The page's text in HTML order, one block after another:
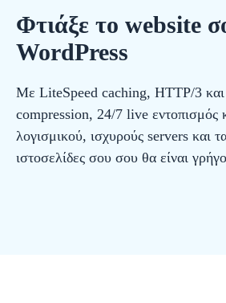
Φτιάξε το website
WordPress
Με LiteSpeed caching, HTTP/3
compression, 24/7 live εντοπισμός
λογισμικού, ισχυρούς servers και
ιστοσελίδες σου σου θα είναι